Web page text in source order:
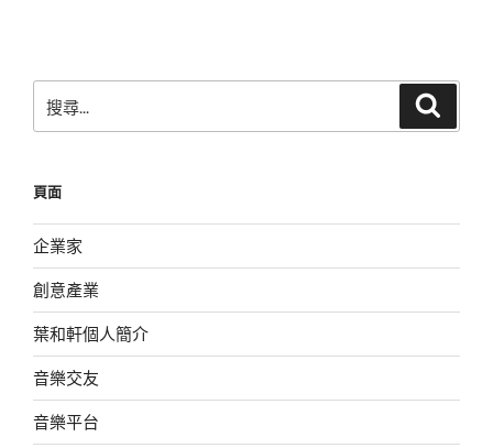
尋
字:
頁面
企業家
創意產業
葉和軒個人簡介
音樂交友
音樂平台